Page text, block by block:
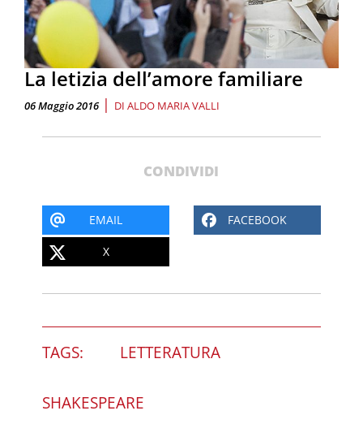
La letizia dell’amore familiare
06 Maggio 2016 | DI ALDO MARIA VALLI
CONDIVIDI
EMAIL FACEBOOK
X
TAGS: LETTERATURA
SHAKESPEARE